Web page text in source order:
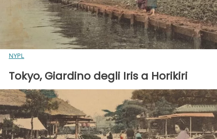
NYPL
Tokyo, Giardino degli Iris a Horikiri